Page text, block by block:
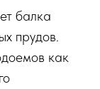
балка
прудов.
как